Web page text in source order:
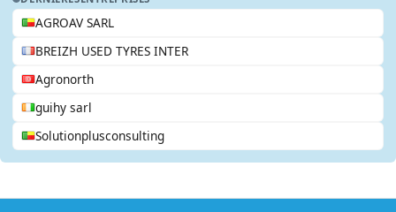
AGROAV SARL
BREIZH USED TYRES INTER
Agronorth
guihy sarl
Solutionplusconsulting